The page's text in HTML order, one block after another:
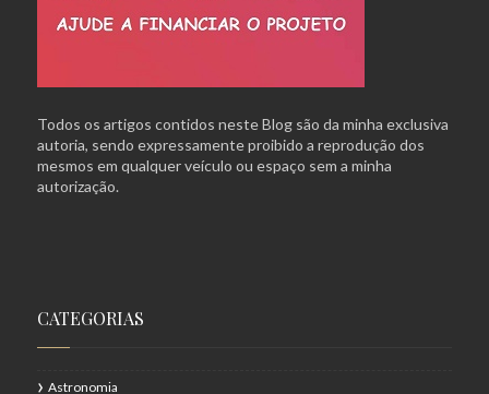
Todos os artigos contidos neste Blog são da minha exclusiva
autoria, sendo expressamente proibido a reprodução dos
mesmos em qualquer veículo ou espaço sem a minha
autorização.
CATEGORIAS
Astronomia